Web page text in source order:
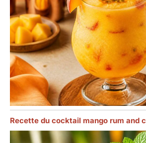
Recette du cocktail mango rum and